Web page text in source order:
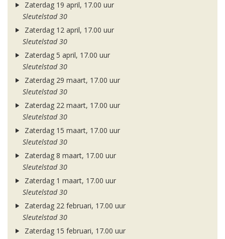
Zaterdag 19 april, 17.00 uur
Sleutelstad 30
Zaterdag 12 april, 17.00 uur
Sleutelstad 30
Zaterdag 5 april, 17.00 uur
Sleutelstad 30
Zaterdag 29 maart, 17.00 uur
Sleutelstad 30
Zaterdag 22 maart, 17.00 uur
Sleutelstad 30
Zaterdag 15 maart, 17.00 uur
Sleutelstad 30
Zaterdag 8 maart, 17.00 uur
Sleutelstad 30
Zaterdag 1 maart, 17.00 uur
Sleutelstad 30
Zaterdag 22 februari, 17.00 uur
Sleutelstad 30
Zaterdag 15 februari, 17.00 uur